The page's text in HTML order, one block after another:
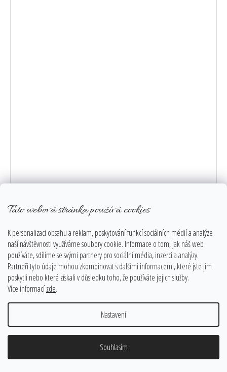
Tato webová stránka používá cookies
K personalizaci obsahu a reklam, poskytování funkcí sociálních médií a analýze
naší návštěvnosti využíváme soubory cookie. Informace o tom, jak náš web
používáte, sdílíme se svými partnery pro sociální média, inzerci a analýzy.
Partneři tyto údaje mohou zkombinovat s dalšími informacemi, které jste jim
poskytli nebo které získali v důsledku toho, že používáte jejich služby.
Více informacízde.
Nastavení
Souhlasím
TIFFANY VITRÁŽ ANDĚLA – NEBESKÁ HARMONIE, RUČNĚ VYRÁBĚNÁ SKLENĚNÁ
DEKORACE 37CM
Skladem
DO KOŠÍKU